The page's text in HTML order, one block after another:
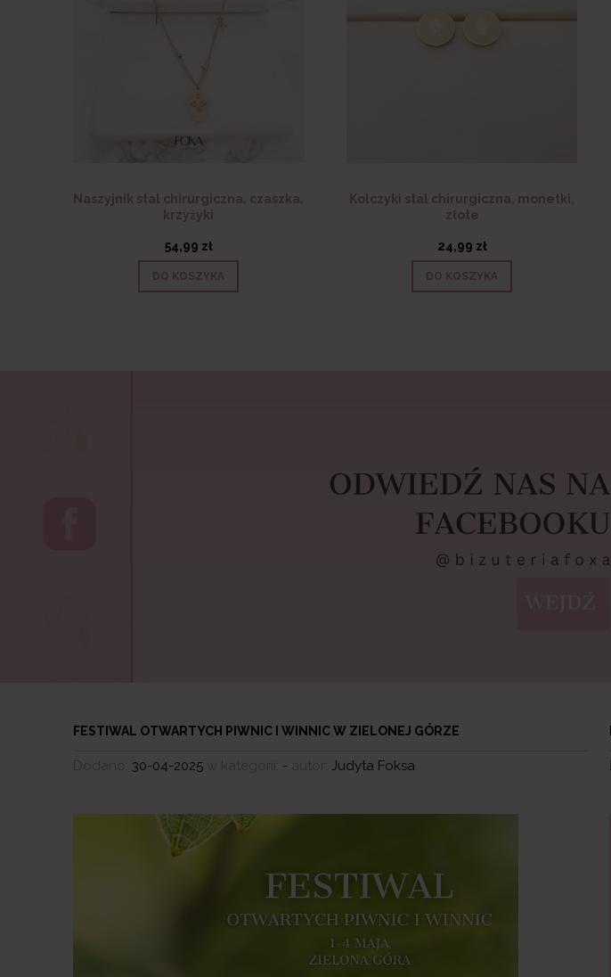
Naszyjnik stal chirurgiczna, czaszka,
krzyżyki
54,99 zł
DO KOSZYKA
Kolczyki stal chirurgiczna, monetki,
złote
24,99 zł
DO KOSZYKA
FESTIWAL OTWARTYCH PIWNIC I WINNIC W ZIELONEJ GÓRZE
30-04-2025 - Judyta Foksa